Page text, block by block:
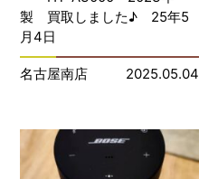
製 買取しました♪ 25年5
月4日
名古屋南店 2025.05.04